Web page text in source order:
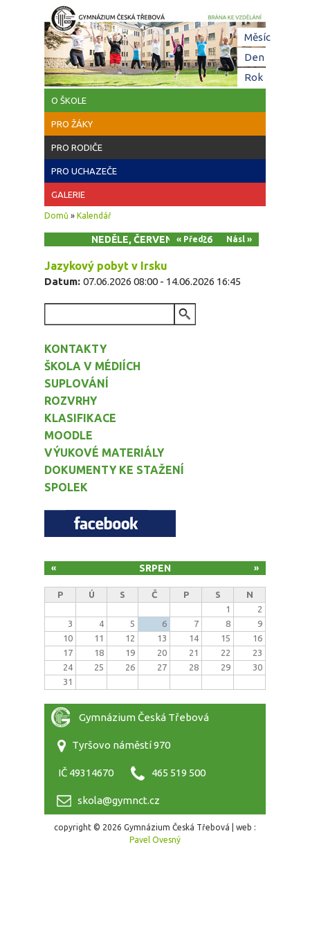
Přejít k hlavnímu obsahu
O ŠKOLE
PRO ŽÁKY
PRO RODIČE
PRO UCHAZEČE
GALERIE
Jste zde
Domů » Kalendář
NEDĚLE, ČERVEN 14, 2026
« Před Násl »
Jazykový pobyt v Irsku
Datum: 07.06.2026 08:00 - 14.06.2026 16:45
KONTAKTY
ŠKOLA V MÉDIÍCH
SUPLOVÁNÍ
ROZVRHY
KLASIFIKACE
MOODLE
VÝUKOVÉ MATERIÁLY
DOKUMENTY KE STAŽENÍ
SPOLEK
SRPEN
« »
P Ú S Č P S
N
1
2
3
4 5 6 7 8
9
10
11 12 13 14 15
16
17
18 19 20 21 22
23
24
25 26 27 28 29
30
31
Gymnázium Česká Třebová
Tyršovo náměstí 970
IČ 49314670 465 519 500
skola@gymnct.cz
copyright © 2026 Gymnázium Česká Třebová | web :
Pavel Ovesný
Měsíc
Den(aktivní
Rok